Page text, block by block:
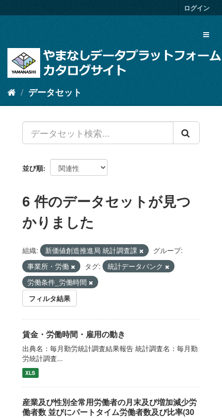
キ
ログイン
データセット
並び順
6 件のデータセットが見つ
かりました
組織: 新価値創造推進局 統計調査課
グループ:
事業所・労働
タグ:
統計データバンク
労働条件_労働時間
フィルタ結果
賃金・労働時間・雇用の動き
出典名：毎月勤労統計調査結果報告 統計調査名：毎月勤
労統計調査...
XLS
産業及び性別全常用労働者の月末及び増加減少労
働者数 並びにパートタイム労働者数及び比率(30